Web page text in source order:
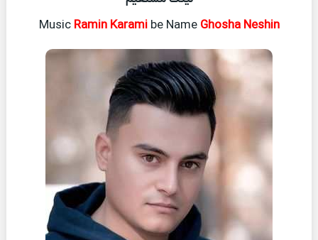
MusicRamin Karami be NameGhosha Neshin